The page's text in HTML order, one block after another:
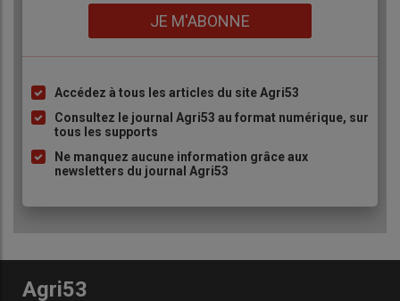
JE M'ABONNE
Liste
à
puce
Accédez à tous les articles du site Agri53
Consultez le journal Agri53 au format numérique, sur
tous les supports
Ne manquez aucune information grâce aux
newsletters du journal Agri53
Agri53